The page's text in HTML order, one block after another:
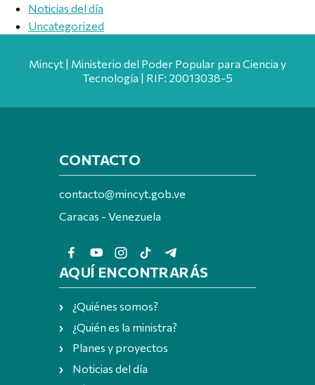
Noticias del día
Uncategorized
Mincyt | Ministerio del Poder Popular para Ciencia y
Tecnología | RIF: 20013038-5
CONTACTO
contacto@mincyt.gob.ve
Caracas - Venezuela
AQUÍ ENCONTRARÁS
¿Quiénes somos?
¿Quién es la ministra?
Planes y proyectos
Noticias del día